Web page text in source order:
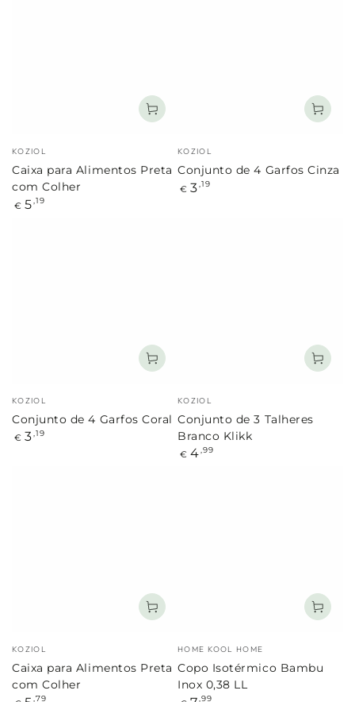
Marca:
KOZIOL
Caixa para Alimentos Preta
com Colher
Preço
€ 5,19
Marca:
KOZIOL
Conjunto de 4 Garfos Cinza
Preço
€ 3,19
Marca:
KOZIOL
Conjunto de 4 Garfos Coral
Preço
€ 3 ,19
Marca:
KOZIOL
Conjunto de 3 Talheres
Branco Klikk
Preço
€ 4 ,99
Marca:
KOZIOL
Caixa para Alimentos Preta
com Colher
,79
Marca:
HOME KOOL HOME
Copo Isotérmico Bambu
Inox 0,38 LL
,99